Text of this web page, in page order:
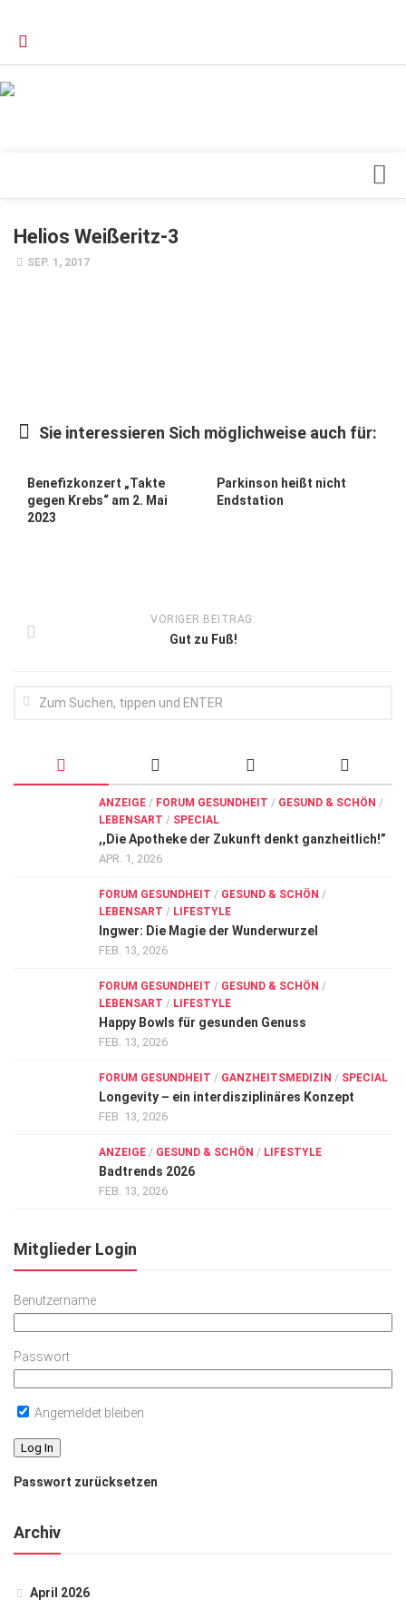
Forschung
Forum Gesundheit
Allgemein
Helios Weißeritz-3
SEP. 1, 2017
Sie interessieren Sich möglichweise auch für:
Benefizkonzert „Takte
gegen Krebs“ am 2. Mai
2023
Parkinson heißt nicht
Endstation
VORIGER BEITRAG:
Gut zu Fuß!
ANZEIGE / FORUM GESUNDHEIT / GESUND & SCHÖN /
LEBENSART / SPECIAL
,,Die Apotheke der Zukunft denkt ganzheitlich!”
APR. 1, 2026
FORUM GESUNDHEIT / GESUND & SCHÖN /
LEBENSART / LIFESTYLE
Ingwer: Die Magie der Wunderwurzel
FEB. 13, 2026
FORUM GESUNDHEIT / GESUND & SCHÖN /
LEBENSART / LIFESTYLE
Happy Bowls für gesunden Genuss
FEB. 13, 2026
FORUM GESUNDHEIT / GANZHEITSMEDIZIN / SPECIAL
Longevity – ein interdisziplinäres Konzept
FEB. 13, 2026
ANZEIGE / GESUND & SCHÖN / LIFESTYLE
Badtrends 2026
FEB. 13, 2026
Mitglieder Login
Benutzername
Passwort
Angemeldet bleiben
Passwort zurücksetzen
Archiv
April 2026